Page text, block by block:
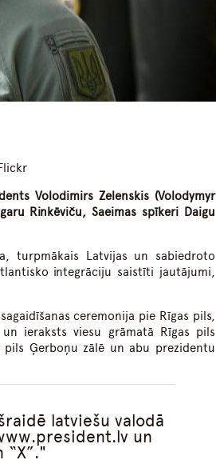
Volodimirs Zelenskis (Volodymyr
Rinkēviču, Saeimas spīkeri Daigu
turpmākais Latvijas un sabiedroto
integrāciju saistīti jautājumi,
ceremonija pie Rīgas pils,
ieraksts viesu grāmatā Rīgas pils
pils Ģerboņu zālē un abu prezidentu
latviešu valodā
un
“X”.